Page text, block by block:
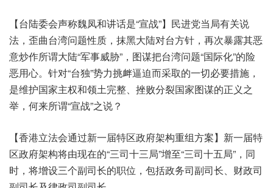
【台陆委会声称魏凤和讲话是“宣战”】民进党当局有关说
法，歪曲台湾问题性质，抹黑大陆对台方针，再次暴露其恶
意炒作所谓大陆“军事威胁”，图谋把台湾问题“国际化”的险
恶用心。针对“台独”势力挑衅逼迫而采取的一切必要措施，
是维护国家主权和领土完整、挫败分裂国家图谋的正义之
举，何来所谓“宣战”之说？
【香港立法会通过新一届特区政府架构重组方案】新一届特
区政府架构将由现在的“三司十三局”增至“三司十五局”，同
时，将增设三个副司长的职位，包括政务司副司长、财政司